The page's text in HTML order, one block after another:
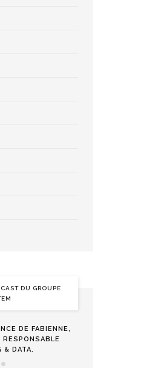
DU GROUPE
DE FABIENNE,
& DATA.